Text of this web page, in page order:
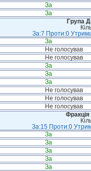
За
За
Група
За:7 Проти:0
За
Не голосував
Не голосував
За
За
За
Не голосував
Не голосував
Не голосував
Фракція
За:15 Проти:0
За
За
За
За
За